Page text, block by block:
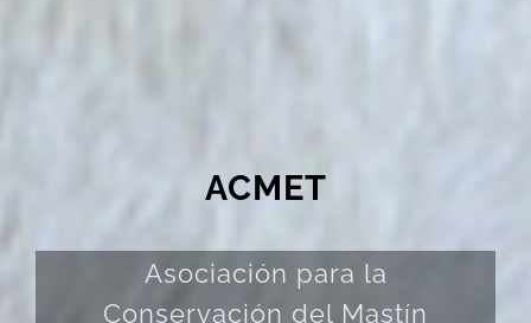
ACMET
Asociación para la
Conservación del Mastín